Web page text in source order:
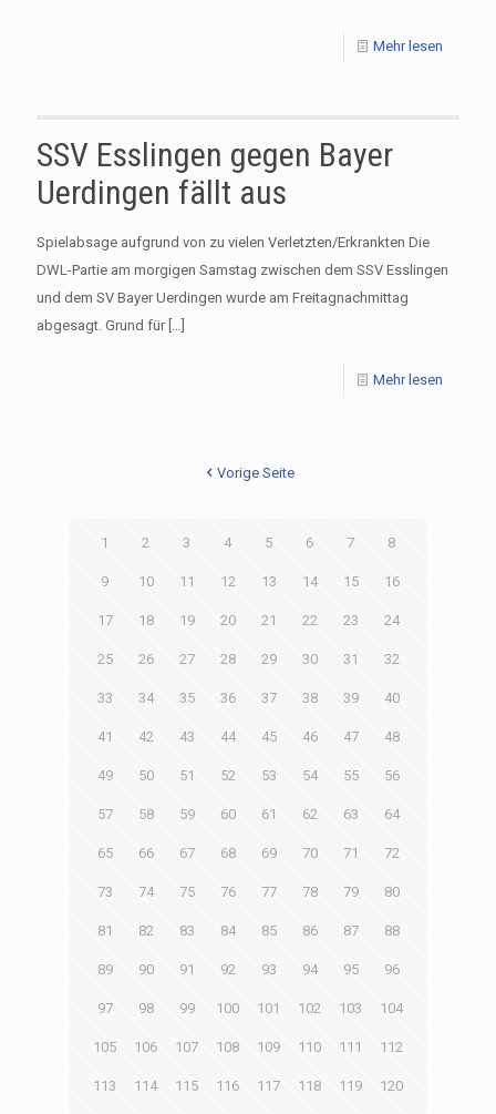
Mehr lesen
SSV Esslingen gegen Bayer
Uerdingen fällt aus
Spielabsage aufgrund von zu vielen Verletzten/Erkrankten Die
DWL-Partie am morgigen Samstag zwischen dem SSV Esslingen
und dem SV Bayer Uerdingen wurde am Freitagnachmittag
abgesagt. Grund für[…]
Mehr lesen
Vorige Seite
1 2 3 4 5 6 7 8
9 10 11 12 13 14 15 16
17 18 19 20 21 22 23 24
25 26 27 28 29 30 31 32
33 34 35 36 37 38 39 40
41 42 43 44 45 46 47 48
49 50 51 52 53 54 55 56
57 58 59 60 61 62 63 64
65 66 67 68 69 70 71 72
73 74 75 76 77 78 79 80
81 82 83 84 85 86 87 88
89 90 91 92 93 94 95 96
97 98 99 100 101 102 103 104
105 106 107 108 109 110 111 112
113 114 115 116 117 118 119 120